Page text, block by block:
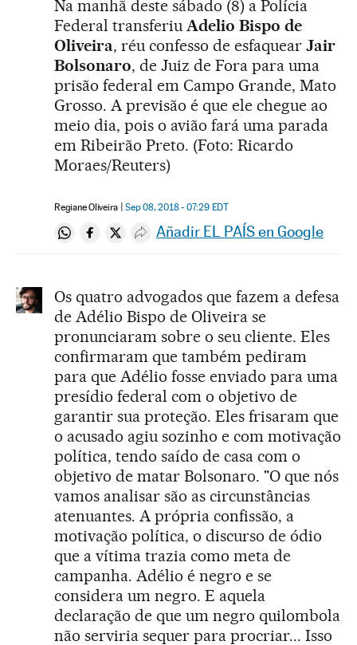
Na manhã deste sábado (8) a Polícia
Federal transferiu Adelio Bispo de
Oliveira, réu confesso de esfaquear Jair
Bolsonaro, de Juiz de Fora para uma
prisão federal em Campo Grande, Mato
Grosso. A previsão é que ele chegue ao
meio dia, pois o avião fará uma parada
em Ribeirão Preto. (Foto: Ricardo
Moraes/Reuters)
Regiane Oliveira Sep 08, 2018 - 07:29 EDT
Compartir en Whatsapp
Compartir en Facebook
Compartir en Twitter
Desplegar Redes Sociales
Añadir EL PAÍS en Google
Os quatro advogados que fazem a defesa
de Adélio Bispo de Oliveira se
pronunciaram sobre o seu cliente. Eles
confirmaram que também pediram
para que Adélio fosse enviado para uma
presídio federal com o objetivo de
garantir sua proteção. Eles frisaram que
o acusado agiu sozinho e com motivação
política, tendo saído de casa com o
objetivo de matar Bolsonaro. "O que nós
vamos analisar são as circunstâncias
atenuantes. A própria confissão, a
motivação política, o discurso de ódio
que a vítima trazia como meta de
campanha. Adélio é negro e se
considera um negro. E aquela
declaração de que um negro quilombola
não serviria sequer para procriar... Isso